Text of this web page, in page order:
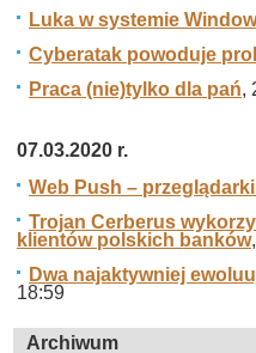
Luka w systemie
Cyberatak powoduje
Praca (nie)tylko dla pań,
07.03.2020 r.
Web Push –
Trojan Cerberus
klientów polskich banków
Dwa najaktywniej
18:59
Archiwum